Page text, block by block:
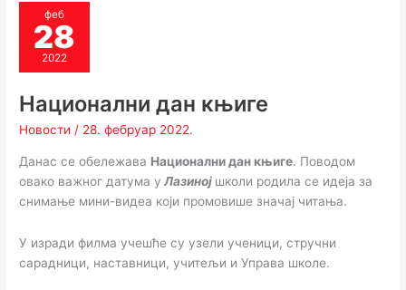
феб
28
2022
Национални дан књиге
Новости / 28. фебруар 2022.
Данас се обележава Национални дан књиге. Поводом
овако важног датума у Лазиној школи родила се идеја за
снимање мини-видеа који промовише значај читања.
У изради филма учешће су узели ученици, стручни
сарадници, наставници, учитељи и Управа школе.